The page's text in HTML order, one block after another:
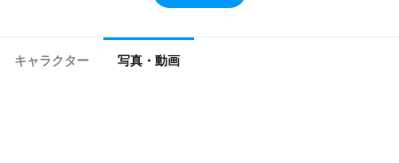
キャラクター 写真・動画